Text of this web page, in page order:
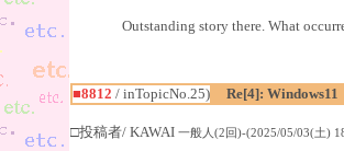
Outstanding story there. What
■8812 / inTopicNo.25) Re[4]: Windows11
□投稿者/ KAWAI 一般人(2回)-(2025/05/03(土)